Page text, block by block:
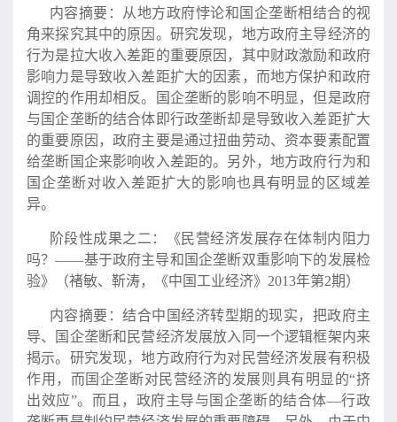
内容摘要：从地方政府悖论和国企垄断相结合的视
角来探究其中的原因。研究发现，地方政府主导经济的
行为是拉大收入差距的重要原因，其中财政激励和政府
影响力是导致收入差距扩大的因素，而地方保护和政府
调控的作用却相反。国企垄断的影响不明显，但是政府
与国企垄断的结合体即行政垄断却是导致收入差距扩大
的重要原因，政府主要是通过扭曲劳动、资本要素配置
给垄断国企来影响收入差距的。另外，地方政府行为和
国企垄断对收入差距扩大的影响也具有明显的区域差
异。
阶段性成果之二：《民营经济发展存在体制内阻力
吗？——基于政府主导和国企垄断双重影响下的发展检
验》（褚敏、靳涛，《中国工业经济》2013年第2期）
内容摘要：结合中国经济转型期的现实，把政府主
导、国企垄断和民营经济发展放入同一个逻辑框架内来
揭示。研究发现，地方政府行为对民营经济发展有积极
作用，而国企垄断对民营经济的发展则具有明显的“挤
出效应”。而且，政府主导与国企垄断的结合体—行政